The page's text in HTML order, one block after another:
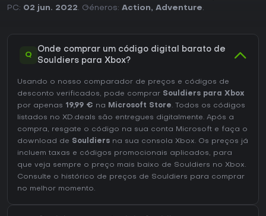
PC: 02 jun. 2022. Géneros: Action, Adventure.
Q
Onde comprar um código digital barato de
Souldiers para Xbox?
Usando o nosso comparador de preços e códigos de
desconto verificados, pode comprar Souldiers para Xbox
por apenas 19,99 € na Microsoft Store. Todos os códigos
listados no XD.deals são entregues digitalmente. Após a
compra, resgate o código na sua conta Microsoft e faça o
download de Souldiers na sua consola Xbox. Os preços já
incluem taxas e códigos promocionais aplicados, para
que veja sempre o preço mais baixo de Souldiers no Xbox.
Consulte o histórico de preços de Souldiers para comprar
no melhor momento.